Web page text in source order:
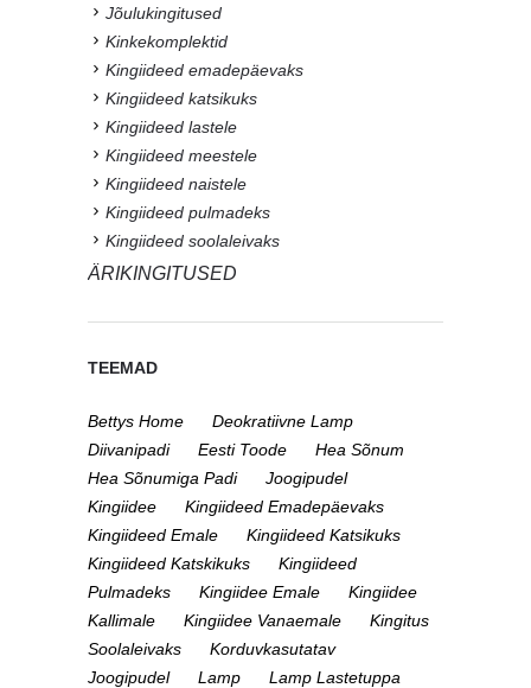
Jõulukingitused
Kinkekomplektid
Kingiideed emadepäevaks
Kingiideed katsikuks
Kingiideed lastele
Kingiideed meestele
Kingiideed naistele
Kingiideed pulmadeks
Kingiideed soolaleivaks
ÄRIKINGITUSED
TEEMAD
Bettys Home
Deokratiivne Lamp
Diivanipadi
Eesti Toode
Hea Sõnum
Hea Sõnumiga Padi
Joogipudel
Kingiidee
Kingiideed Emadepäevaks
Kingiideed Emale
Kingiideed Katsikuks
Kingiideed Katskikuks
Kingiideed
Pulmadeks
Kingiidee Emale
Kingiidee
Kallimale
Kingiidee Vanaemale
Kingitus
Soolaleivaks
Korduvkasutatav
Joogipudel
Lamp
Lamp Lastetuppa